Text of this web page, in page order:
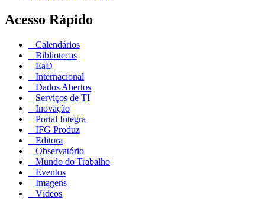
Acesso Rápido
Calendários
Bibliotecas
EaD
Internacional
Dados Abertos
Serviços de TI
Inovação
Portal Integra
IFG Produz
Editora
Observatório
Mundo do Trabalho
Eventos
Imagens
Vídeos